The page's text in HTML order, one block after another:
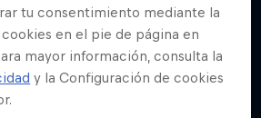
tu consentimiento mediante la
en el pie de página en
mayor información, consulta la
y la Configuración de cookies